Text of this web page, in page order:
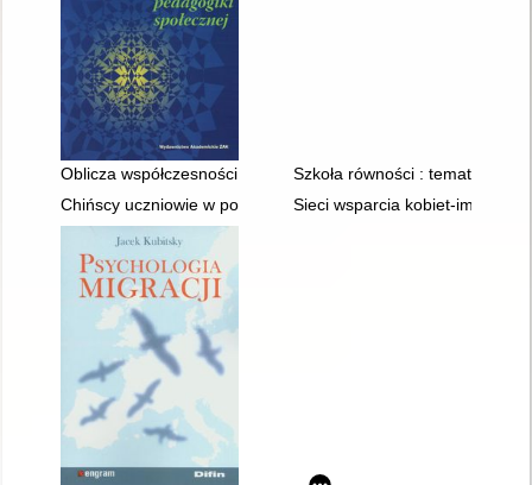
Oblicza współczesności w perspektywie pedagogiki społecznej
Szkoła równości : temat lekcji:
Chińscy uczniowie w polskiej szkoleSieci wsparcia kobiet-